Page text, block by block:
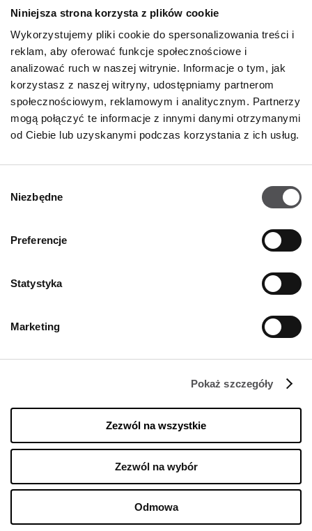
Niniejsza strona korzysta z plików cookie
Wykorzystujemy pliki cookie do spersonalizowania treści i
reklam, aby oferować funkcje społecznościowe i
analizować ruch w naszej witrynie. Informacje o tym, jak
korzystasz z naszej witryny, udostępniamy partnerom
społecznościowym, reklamowym i analitycznym. Partnerzy
mogą połączyć te informacje z innymi danymi otrzymanymi
od Ciebie lub uzyskanymi podczas korzystania z ich usług.
zgody
Niezbędne
Preferencje
Statystyka
Marketing
Pokaż szczegóły
Zezwól na wszystkie
Zezwól na wybór
Odmowa
Wynajem
Kontakt
Oferty pracy
Polityka prywatności
GODZINY OTWARCIA
Informacje szczegółowe
Designer Outlet Kraków
+48 12 263 32 11